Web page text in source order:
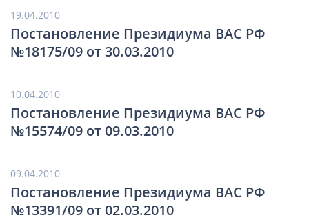
19.04.2010
Постановление Президиума ВАС РФ
№18175/09 от 30.03.2010
10.04.2010
Постановление Президиума ВАС РФ
№15574/09 от 09.03.2010
09.04.2010
Постановление Президиума ВАС РФ
№13391/09 от 02.03.2010